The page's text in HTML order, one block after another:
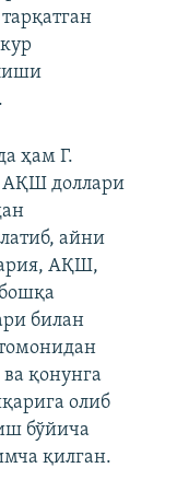
ҳам Г.
АҚШ доллари
айни
АҚШ,
билан
қонунга
олиб
бўйича
қилган.